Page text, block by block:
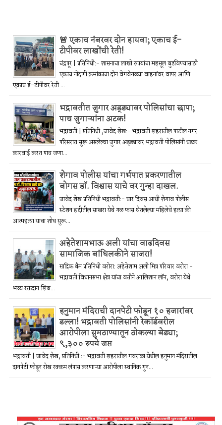
🚨 एकाच नंबरवर दोन हायवा; एकाच ई-
टीपीवर लाखोंची रेती!
चंद्रपूर | प्रतिनिधी:- शासनाचा लाखो रुपयांचा महसूल बुडविण्यासाठी
एकाच नोंदणी क्रमांकाचा दोन वेगवेगळ्या वाहनांवर वापर आणि
एकाच ई-टीपीवर रेती ...
भद्रावतीत जुगार अड्ड्यावर पोलिसांचा छापा;
पाच जुगाऱ्यांना अटक!
भद्रावती | प्रतिनिधी ,जावेद शेख:- भद्रावती शहरातील पाटील नगर
परिसरात सुरू असलेल्या जुगार अड्ड्यावर भद्रावती पोलिसांनी धडक
कारवाई करत पाच जणा...
शेगाव पोलीस यांचा गर्भपात प्रकरणातील
बोगस डॉ. विश्वास याचे वर गुन्हा दाखल.
जावेद शेख प्रतिनिधी भद्रावती:- चार दिवस आधी शेगाव पोलीस
स्टेशन हद्दीतील साखरा येथे गळ फास घेतलेल्या महिलेचे हत्या की
आत्महत्या याचा शोध सुरू...
अहेतेशामभाऊ अली यांचा वाढदिवस
सामाजिक बांधिलकीने साजरा!
सादिक थैम प्रतिनिधी वरोरा: अहेतेशाम अली मित्र परिवार वरोरा -
भद्रावती विधानसभा क्षेत्र यांचा वतीने आलिशान लॉन, वरोरा येथे
भव्य रक्तदान शिब...
हनुमान मंदिराची दानपेटी फोडून १० हजारांवर
डल्ला! भद्रावती पोलिसांनी रेकॉर्डवरील
आरोपीला सुमठाण्यातून ठोकल्या बेड्या;
९,३०० रुपये जप्त
भद्रावती | जावेद शेख, प्रतिनिधी :- भद्रावती शहरातील गवराळा येथील हनुमान मंदिरातील
दानपेटी फोडून रोख रक्कम लंपास करणाऱ्या आरोपीला स्थानिक गुन...